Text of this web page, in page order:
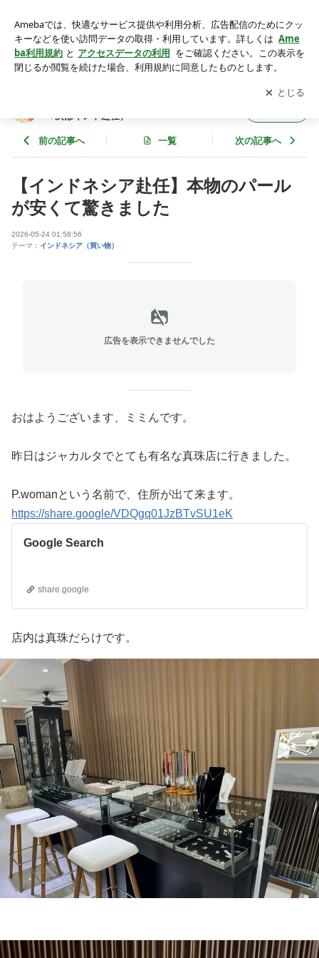
こもり系駐妻の気怠い日常（日本滞在中→次はインド赴任）
アプリをダウンロードして ブログの更新通知
を受け取りまし
ょう。
開く
→次はインド赴任）
前の記事へ 一覧 次の記事へ
【インドネシア赴任】本物のパール
が安くて驚きました
2026-05-24 01:58:56
テーマ： インドネシア（買い物）
広告を表示できませんでした
おはようございます、ミミんです。
昨日はジャカルタでとても有名な真珠店に行きました。
P.womanという名前で、住所が出て来ます。
https://share.google/VDQgq01JzBTvSU1eK
Google Search
share.google
店内は真珠だらけです。